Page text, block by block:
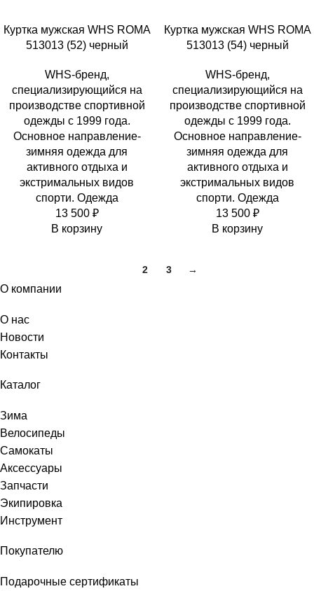
Куртка мужская WHS ROMA
513013 (52) черный
WHS-бренд,
специализирующийся на
производстве спортивной
одежды с 1999 года.
Основное направление-
зимняя одежда для
активного отдыха и
экстримальных видов
спорти. Одежда
13 500 ₽
В корзину
Куртка мужская WHS ROMA
513013 (54) черный
WHS-бренд,
специализирующийся на
производстве спортивной
одежды с 1999 года.
Основное направление-
зимняя одежда для
активного отдыха и
экстримальных видов
спорти. Одежда
13 500 ₽
В корзину
2 3 →
О компании
О нас
Новости
Контакты
Каталог
Зима
Велосипеды
Самокаты
Аксессуары
Запчасти
Экипировка
Инструмент
Покупателю
Подарочные сертификаты